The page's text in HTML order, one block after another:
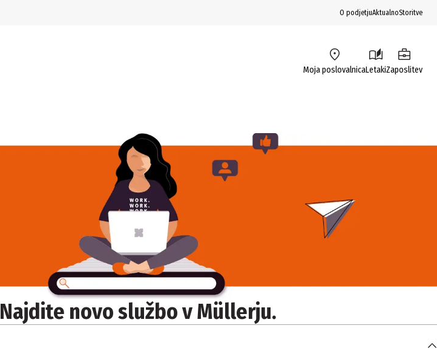
O podjetjuAktualnoStoritve
Moja poslovalnicaLetakiZaposlitev
Najdite novo službo v Müllerju.